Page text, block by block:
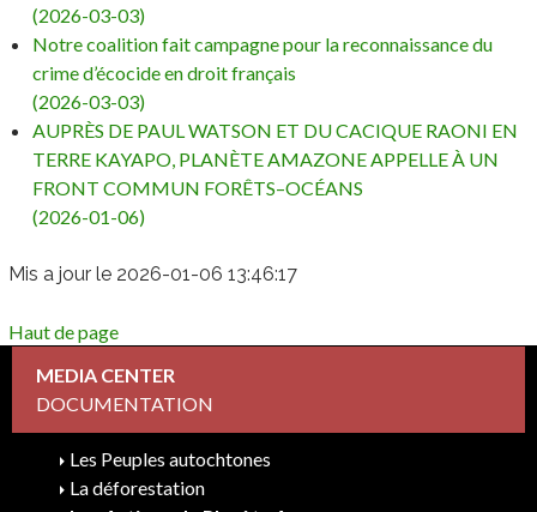
(2026-03-03)
Notre coalition fait campagne pour la reconnaissance du
crime d’écocide en droit français
(2026-03-03)
AUPRÈS DE PAUL WATSON ET DU CACIQUE RAONI EN
TERRE KAYAPO, PLANÈTE AMAZONE APPELLE À UN
FRONT COMMUN FORÊTS–OCÉANS
(2026-01-06)
Mis a jour le 2026-01-06 13:46:17
Haut de page
MEDIA CENTER
DOCUMENTATION
Les Peuples autochtones
La déforestation